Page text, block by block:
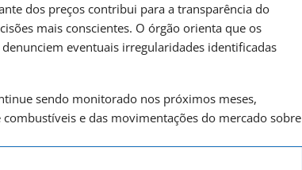
dos preços contribui para a transparência do
mais conscientes. O órgão orienta que os
eventuais irregularidades identificadas
sendo monitorado nos próximos meses,
e das movimentações do mercado sobre